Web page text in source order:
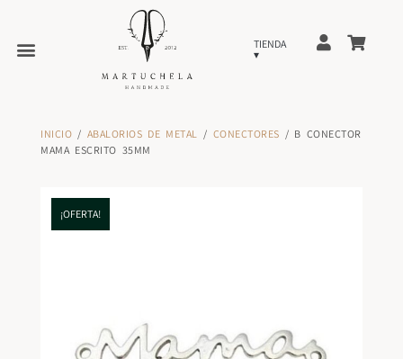
INICIO / ABALORIOS DE METAL / CONECTORES / B CONECTOR
MAMA ESCRITO 35MM
¡OFERTA!
¡OFERTA!